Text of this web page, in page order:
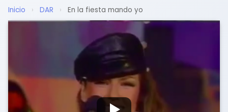
Inicio › DAR › En la fiesta mando yo